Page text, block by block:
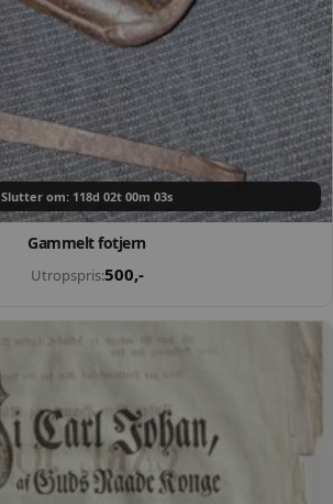
Slutter om: 118d 02t 00m 02s
Gammelt fotjern
Utropspris:500,-